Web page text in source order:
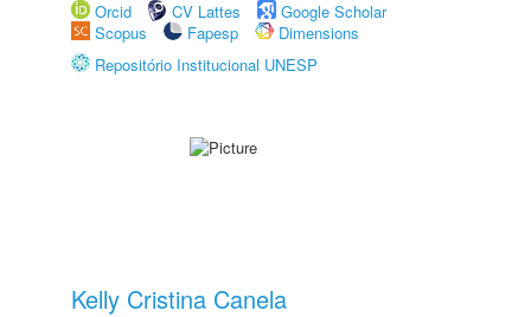
Orcid
CV Lattes
Google Scholar
Scopus
Fapesp
Dimensions
Repositório Institucional UNESP
Kelly Cristina Canela